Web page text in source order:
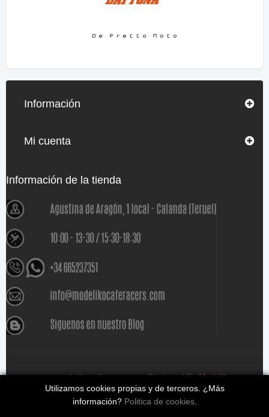
Información
Mi cuenta
Información de la tienda
Utilizamos cookies propias y de terceros. ¿Más
información? Politica de cookies.
www.modelikocaferacers.com Designed By Modeliko